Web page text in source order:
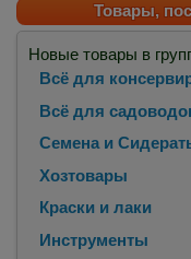
Товары,
Новые товары в
Всё для
Всё для
Семена и
Хозтовары
Краски и лаки
Инструменты